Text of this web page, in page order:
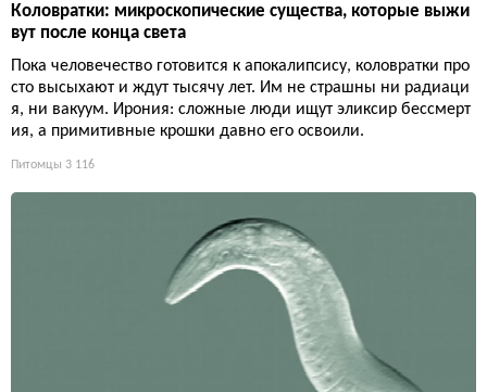
Коловратки: микроскопические существа, которые выжи
вут после конца света
Пока человечество готовится к апокалипсису, коловратки про
сто высыхают и ждут тысячу лет. Им не страшны ни радиаци
я, ни вакуум. Ирония: сложные люди ищут эликсир бессмерт
ия, а примитивные крошки давно его освоили.
Питомцы 3 116